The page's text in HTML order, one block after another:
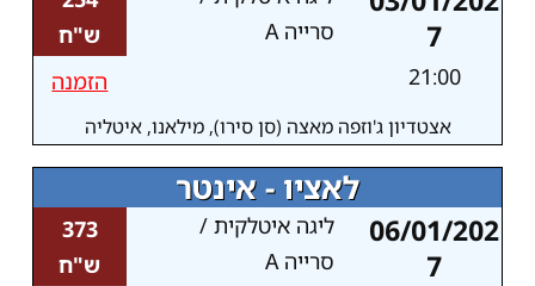
7
21:00
סרייה A
ש"ח
הזמנה
אצטדיון ג'וזפה מאצה (סן סירו), מילאנו, איטליה
לאציו - אינטר
06/01/202
7
ליגה איטלקית /
סרייה A
373
ש"ח